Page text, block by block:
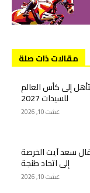
مقالات ذات صلة
إلى كأس العالم
للسيدات 2027
غشت 10, 2026
سعد آيت الخرصة
إلى اتحاد طنجة
غشت 10, 2026